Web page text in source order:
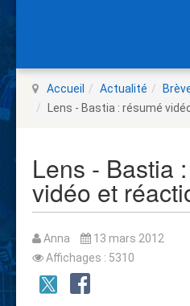
Accueil Actualité
Lens - Bastia : résumé
Lens - Bastia
vidéo et
Anna
13 mars 2012
Affichages : 5310